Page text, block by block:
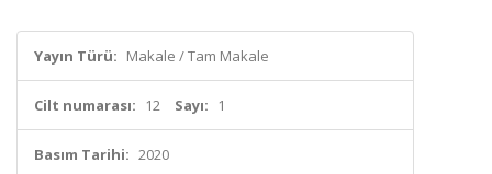
Yayın Türü: Makale / Tam Makale
Cilt numarası: 12 Sayı: 1
Basım Tarihi: 2020